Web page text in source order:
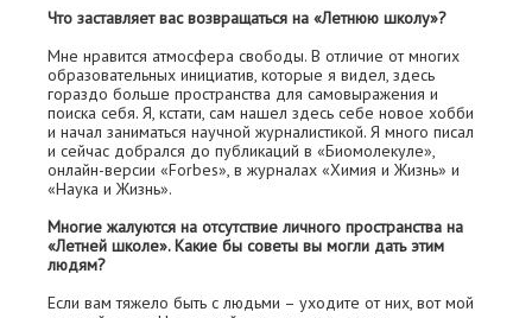
Что заставляет вас возвращаться на «Летнюю школу»?
Мне нравится атмосфера свободы. В отличие от многих
образовательных инициатив, которые я видел, здесь
гораздо больше пространства для самовыражения и
поиска себя. Я, кстати, сам нашел здесь себе новое хобби
и начал заниматься научной журналистикой. Я много писал
и сейчас добрался до публикаций в «Биомолекуле»,
онлайн-версии «Forbes», в журналах «Химия и Жизнь» и
«Наука и Жизнь».
Многие жалуются на отсутствие личного пространства на
«Летней школе». Какие бы советы вы могли дать этим
людям?
Если вам тяжело быть с людьми – уходите от них, вот мой